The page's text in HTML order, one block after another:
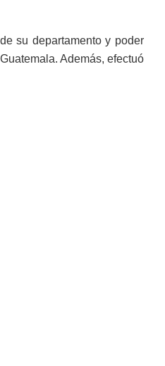
su departamento y poder
Además, efectuó